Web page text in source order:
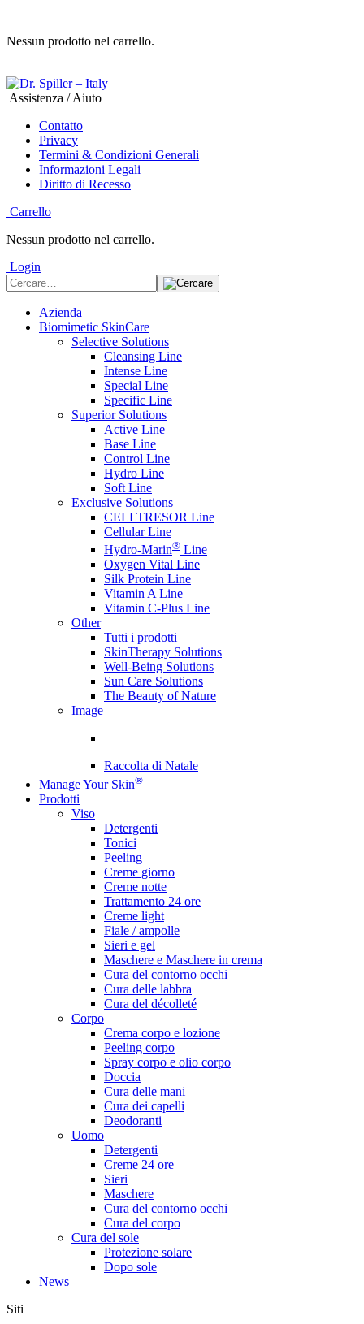
Nessun prodotto nel carrello.
Assistenza / Aiuto
Contatto
Privacy
Termini & Condizioni Generali
Informazioni Legali
Diritto di Recesso
Carrello
Nessun prodotto nel carrello.
Login
Azienda
Biomimetic SkinCare
Selective Solutions
Cleansing Line
Intense Line
Special Line
Specific Line
Superior Solutions
Active Line
Base Line
Control Line
Hydro Line
Soft Line
Exclusive Solutions
CELLTRESOR Line
Cellular Line
Hydro-Marin® Line
Oxygen Vital Line
Silk Protein Line
Vitamin A Line
Vitamin C-Plus Line
Other
Tutti i prodotti
SkinTherapy Solutions
Well-Being Solutions
Sun Care Solutions
The Beauty of Nature
Image
Raccolta di Natale
Manage Your Skin®
Prodotti
Viso
Detergenti
Tonici
Peeling
Creme giorno
Creme notte
Trattamento 24 ore
Creme light
Fiale / ampolle
Sieri e gel
Maschere e Maschere in crema
Cura del contorno occhi
Cura delle labbra
Cura del décolleté
Corpo
Crema corpo e lozione
Peeling corpo
Spray corpo e olio corpo
Doccia
Cura delle mani
Cura dei capelli
Deodoranti
Uomo
Detergenti
Creme 24 ore
Sieri
Maschere
Cura del contorno occhi
Cura del corpo
Cura del sole
Protezione solare
Dopo sole
News
Siti